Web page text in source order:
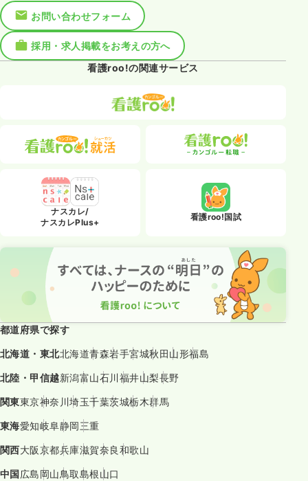
お問い合わせフォーム
採用・求人掲載をお考えの方へ
看護roo!の関連サービス
ナスカレ/
ナスカレPlus+
看護roo!国試
都道府県で探す
北海道・東北北海道青森岩手宮城秋田山形福島
北陸・甲信越新潟富山石川福井山梨長野
関東東京神奈川埼玉千葉茨城栃木群馬
東海愛知岐阜静岡三重
関西大阪京都兵庫滋賀奈良和歌山
中国広島岡山鳥取島根山口